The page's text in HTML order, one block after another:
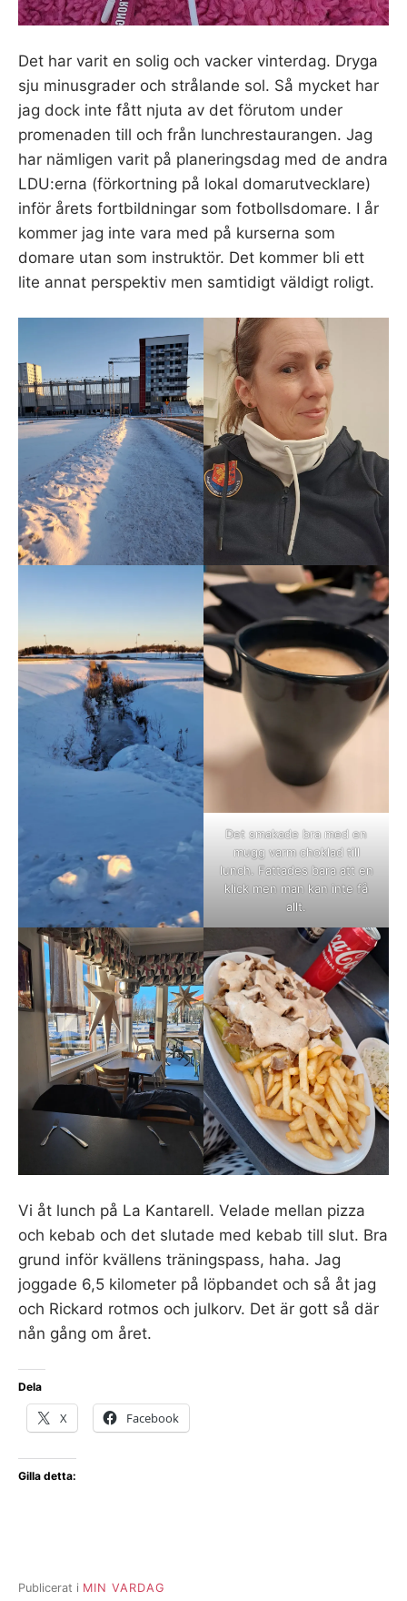
Det har varit en solig och vacker vinterdag. Dryga
sju minusgrader och strålande sol. Så mycket har
jag dock inte fått njuta av det förutom under
promenaden till och från lunchrestaurangen. Jag
har nämligen varit på planeringsdag med de andra
LDU:erna (förkortning på lokal domarutvecklare)
inför årets fortbildningar som fotbollsdomare. I år
kommer jag inte vara med på kurserna som
domare utan som instruktör. Det kommer bli ett
lite annat perspektiv men samtidigt väldigt roligt.
Det smakade bra med en
mugg varm choklad till
lunch. Fattades bara att en
klick men man kan inte få
allt.
Vi åt lunch på La Kantarell. Velade mellan pizza
och kebab och det slutade med kebab till slut. Bra
grund inför kvällens träningspass, haha. Jag
joggade 6,5 kilometer på löpbandet och så åt jag
och Rickard rotmos och julkorv. Det är gott så där
nån gång om året.
Dela
X Facebook
Gilla detta:
Publicerat i MIN VARDAG